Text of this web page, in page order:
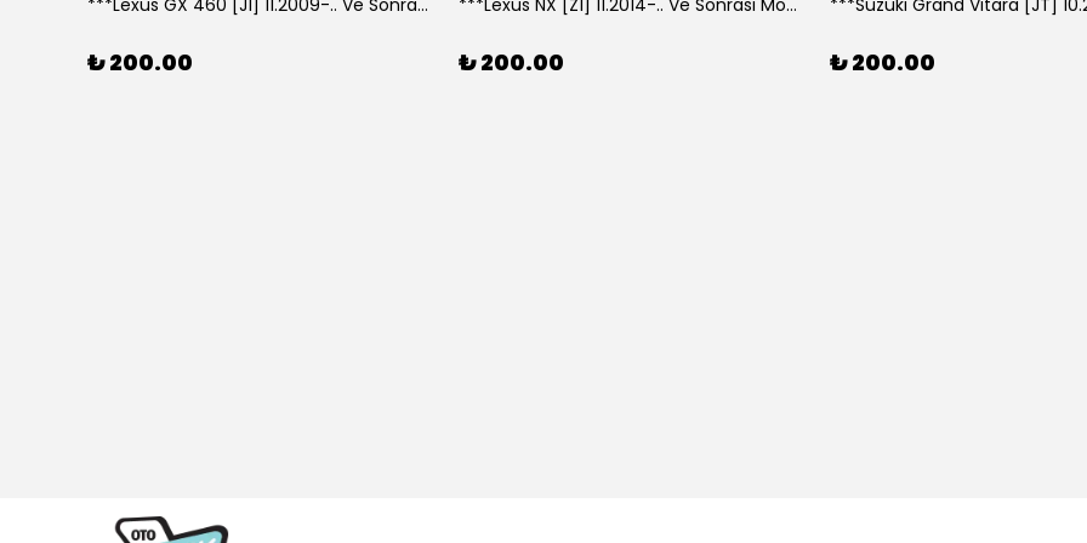
***Lexus GX 460 [J1] 11.2009-.. Ve Sonrası Model Yılları İçin Uyumlu Yeo Arka Silecek
₺ 200.00
***Lexus NX [Z1] 11.2014-.. Ve Sonrası Model Yılları İçin Uyumlu Yeo Arka Silecek
₺ 200.00 ₺ 200.00